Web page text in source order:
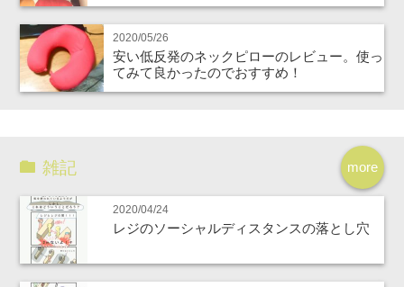
2020/05/26
安い低反発のネックピローのレビュー。使っ
てみて良かったのでおすすめ！
more
雑記
2020/04/24
レジのソーシャルディスタンスの落とし穴